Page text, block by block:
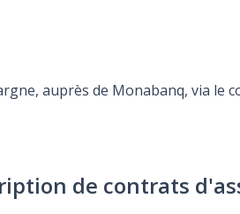
auprès de Monabanq, via le
de contrats